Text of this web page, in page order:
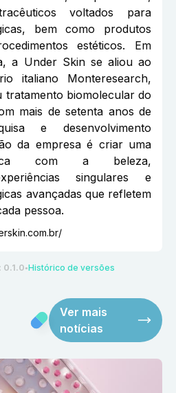
voltados para
bem como produtos
estéticos. Em
a Under Skin se aliou ao
italiano Monteresearch,
tratamento biomolecular do
mais de setenta anos de
e desenvolvimento
da empresa é criar uma
com a beleza,
singulares e
avançadas que refletem
pessoa.
0.1.0 ●Histórico de versões
Ver mais
notícias